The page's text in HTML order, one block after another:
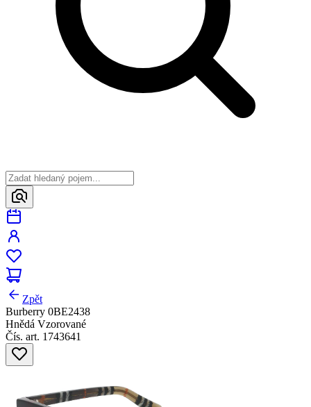
Zpět
Burberry 0BE2438
Hnědá Vzorované
Čís. art. 1743641